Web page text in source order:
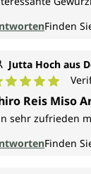
Finden
Jutta Hoch aus
Reis Miso
sehr zufrieden
Finden